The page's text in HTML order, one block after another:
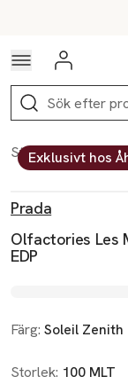
Hoppa till
Logga in
Sök
Start / Skönhet /
Exklusivt hos
Prada
Olfactories Les
EDP
Färg: Soleil Zenith
Storlek: 100 MLT